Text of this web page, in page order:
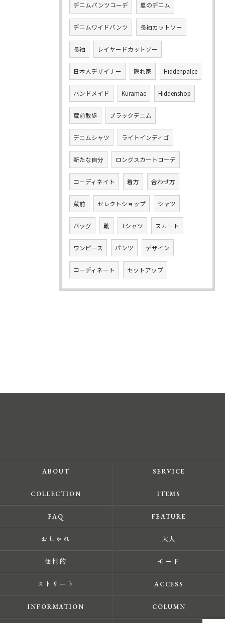
デニムパンツコーデ 夏のデニム
デニムワイドパンツ 長袖カットソー
長袖 レイヤードカットソー
日本人デザイナー 隠れ家 Hiddenpalce
ハンドメイド Kuramae Hiddenshop
蔵前散歩 ブラックデニム
デニムシャツ ライトインディゴ
新たな自分 ロングスカートコーデ
コーディネイト 着方 合わせ方
蔵前 セレクトショップ シャツ
バッグ 靴 Tシャツ スカート
ワンピース パンツ デザイン
コーディネート セットアップ
ABOUT SERVICE
COLLECTION ITEMS
FAQ FEATURE
おしゃれ 大人
個性的 モード
ストリート ACCESS
INFORMATION COLUMN